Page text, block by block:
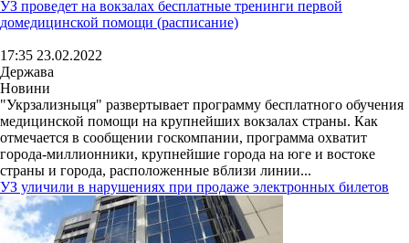
УЗ проведет на вокзалах бесплатные тренинги первой
домедицинской помощи (расписание)
17:35 23.02.2022
Держава
Новини
"Укрзализныця" развертывает программу бесплатного обучения
медицинской помощи на крупнейших вокзалах страны. Как
отмечается в сообщении госкомпании, программа охватит
города-миллионники, крупнейшие города на юге и востоке
страны и города, расположенные вблизи линии...
УЗ уличили в нарушениях при продаже электронных билетов